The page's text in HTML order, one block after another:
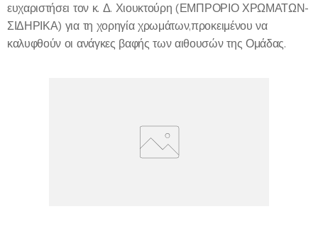
ευχαριστήσει τον κ. Δ. Χιουκτούρη (ΕΜΠΡΟΡΙΟ ΧΡΩΜΑΤΩΝ-
ΣΙΔΗΡΙΚΑ) για τη χορηγία χρωμάτων,προκειμένου να
καλυφθούν οι ανάγκες βαφής των αιθουσών της Ομάδας.